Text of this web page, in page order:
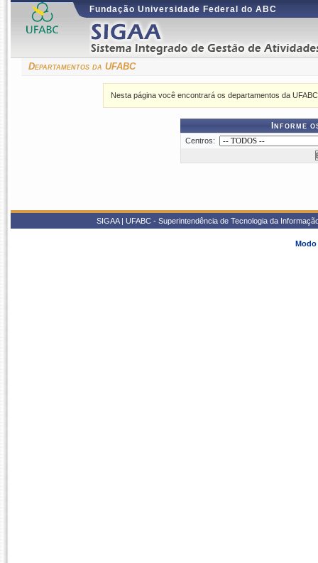
Fundação Universidade Federal do ABC
Departamentos da UFABC
Nesta página você encontrará os departamentos da
Informe
Centros:
SIGAA | UFABC - Superintendência de Tecnologia da
Modo